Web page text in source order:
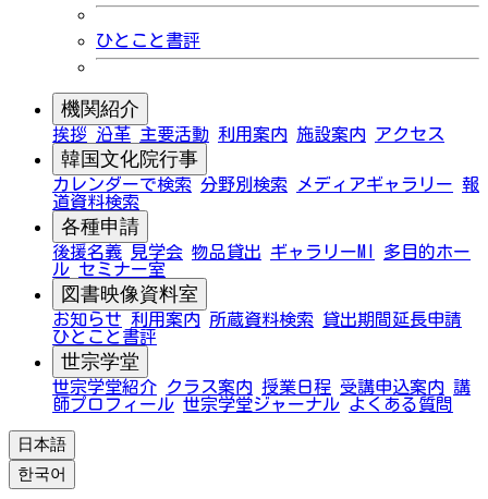
ひとこと書評
機関紹介
挨拶 沿革 主要活動 利用案内 施設案内 アクセス
韓国文化院行事
カレンダーで検索 分野別検索 メディアギャラリー 報
道資料検索
各種申請
後援名義 見学会 物品貸出 ギャラリーMI
多目的ホー
ル セミナー室
図書映像資料室
お知らせ 利用案内 所蔵資料検索
貸出期間延長申請
ひとこと書評
世宗学堂
世宗学堂紹介 クラス案内 授業日程 受講申込案内 講
師プロフィール 世宗学堂ジャーナル よくある質問
日本語
한국어